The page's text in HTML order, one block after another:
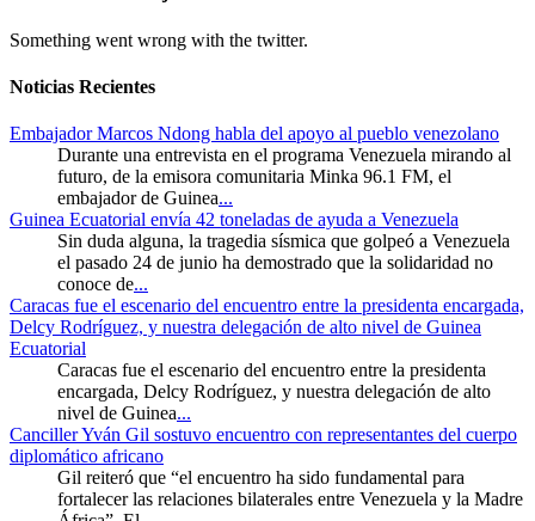
Something went wrong with the twitter.
Noticias Recientes
Embajador Marcos Ndong habla del apoyo al pueblo venezolano
Durante una entrevista en el programa Venezuela mirando al
futuro, de la emisora comunitaria Minka 96.1 FM, el
embajador de Guinea...
Guinea Ecuatorial envía 42 toneladas de ayuda a Venezuela
Sin duda alguna, la tragedia sísmica que golpeó a Venezuela
el pasado 24 de junio ha demostrado que la solidaridad no
conoce de...
Caracas fue el escenario del encuentro entre la presidenta encargada,
Delcy Rodríguez, y nuestra delegación de alto nivel de Guinea
Ecuatorial
Caracas fue el escenario del encuentro entre la presidenta
encargada, Delcy Rodríguez, y nuestra delegación de alto
nivel de Guinea...
Canciller Yván Gil sostuvo encuentro con representantes del cuerpo
diplomático africano
Gil reiteró que “el encuentro ha sido fundamental para
fortalecer las relaciones bilaterales entre Venezuela y la Madre